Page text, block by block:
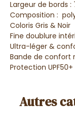
Largeur de bords
Composition :
Coloris Gris & Noir
Fine doublure
Ultra-léger &
Bande de confort
Protection UPF50+
Autres